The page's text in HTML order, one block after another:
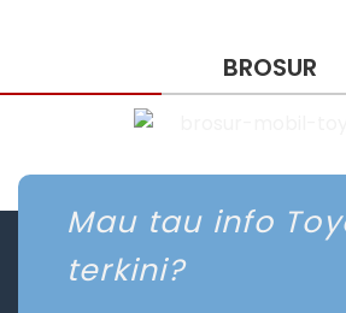
BROSUR
Mau tau info
terkini?